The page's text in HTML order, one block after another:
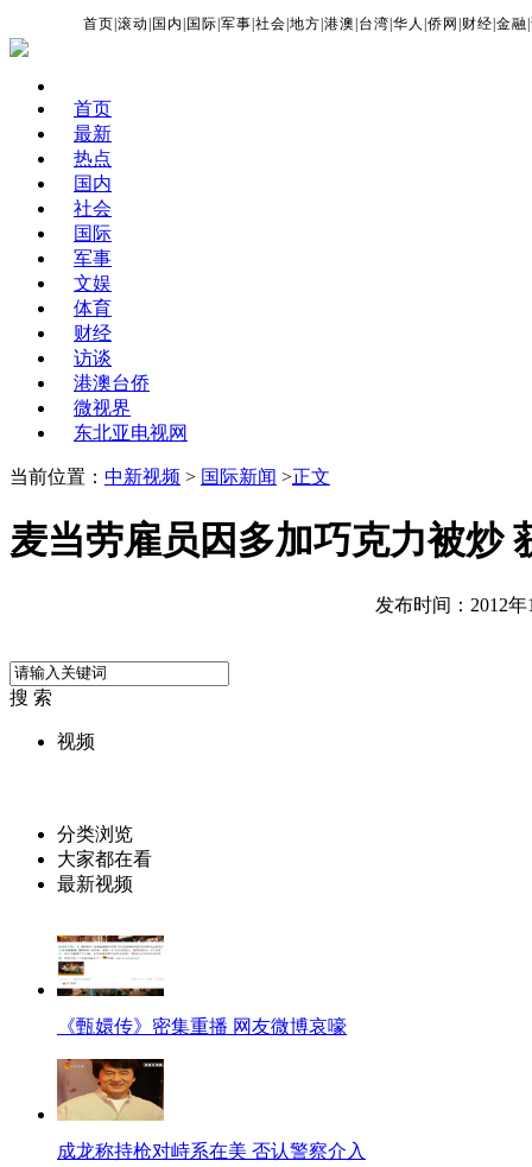
首页 |滚动 国内 国际 |军事 |社会 |地方 |港澳 台湾 |华人 |侨网 财经 |金融 |
首页
最新
热点
国内
社会
国际
军事
文娱
体育
财经
访谈
港澳台侨
微视界
东北亚电视网
当前位置： 中新视频 > 国际新闻 >正文
麦当劳雇员因多加巧克力被炒
发布时间：2012年
搜 索
视频
分类浏览
大家都在看
最新视频
《甄嬛传》密集重播 网友微博哀嚎
成龙称持枪对峙系在美 否认警察介入